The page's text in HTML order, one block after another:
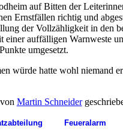
auf Bitten der
Ernstfällen richtig und
der Vollzähligkeit in den
auffälligen Warnweste
umgesetzt.
würde hatte wohl niemand
Martin Schneider
Feueralarm